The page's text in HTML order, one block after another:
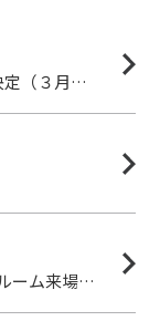
世田谷区等々力８丁目新築分譲内覧会日決定（３月４日・１１日）
八雲2丁目住宅『土間のある家』オープンルーム来場御礼